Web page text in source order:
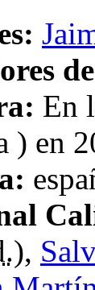
En
) en
),